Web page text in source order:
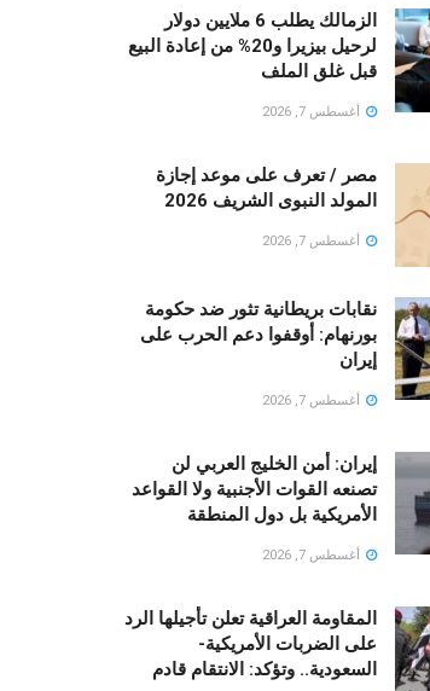
الزمالك يطلب 6 ملايين دولار
لرحيل بيزيرا و20% من إعادة البيع
قبل غلق الملف
أغسطس 7, 2026
مصر / تعرف على موعد إجازة
المولد النبوى الشريف 2026
أغسطس 7, 2026
نقابات بريطانية تثور ضد حكومة
بورنهام: أوقفوا دعم الحرب على
إيران
أغسطس 7, 2026
إيران: أمن الخليج العربي لن
تصنعه القوات الأجنبية ولا القواعد
الأمريكية بل دول المنطقة
أغسطس 7, 2026
المقاومة العراقية تعلن تأجيلها الرد
على الضربات الأمريكية-
السعودية.. وتؤكد: الانتقام قادم